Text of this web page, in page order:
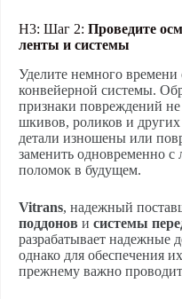
H3: Шаг 2: Проведите
ленты и системы
Уделите немного времени
конвейерной системы.
признаки повреждений
шкивов, роликов и
детали изношены или
заменить одновременно с
поломок в будущем.
Vitrans, надежный
поддонов и системы
разрабатывает надежные
однако для обеспечения
прежнему важно